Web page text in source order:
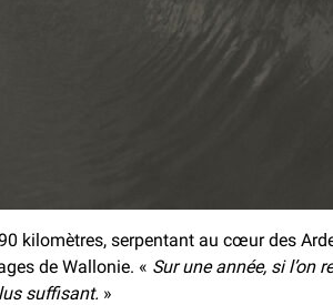
kilomètres, serpentant au cœur des
de Wallonie. « Sur une année, si l’on
suffisant. »